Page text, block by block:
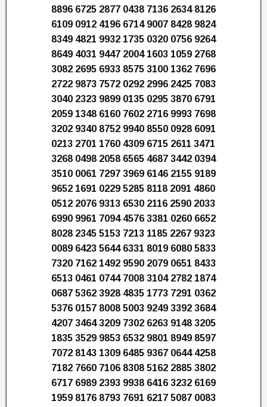
8896 6725 2877 0438 7136 2634 8126
6109 0912 4196 6714 9007 8428 9824
8349 4821 9932 1735 0320 0756 9264
8649 4031 9447 2004 1603 1059 2768
3082 2695 6933 8575 3100 1362 7696
2722 9873 7572 0292 2996 2425 7083
3040 2323 9899 0135 0295 3870 6791
2059 1348 6160 7602 2716 9993 7698
3202 9340 8752 9940 8550 0928 6091
0213 2701 1760 4309 6715 2611 3471
3268 0498 2058 6565 4687 3442 0394
3510 0061 7297 3969 6146 2155 9189
9652 1691 0229 5285 8118 2091 4860
0512 2076 9313 6530 2116 2590 2033
6990 9961 7094 4576 3381 0260 6652
8028 2345 5153 7213 1185 2267 9323
0089 6423 5644 6331 8019 6080 5833
7320 7162 1492 9590 2079 0651 8433
6513 0461 0744 7008 3104 2782 1874
0687 5362 3928 4835 1773 7291 0362
5376 0157 8008 5003 9249 3392 3684
4207 3464 3209 7302 6263 9148 3205
1835 3529 9853 6532 9801 8949 8597
7072 8143 1309 6485 9367 0644 4258
7182 7660 7106 8308 5162 2885 3802
6717 6989 2393 9938 6416 3232 6169
1959 8176 8793 7691 6217 5087 0083